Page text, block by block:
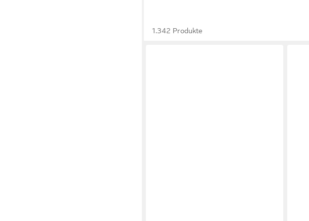
1.342 Produkte